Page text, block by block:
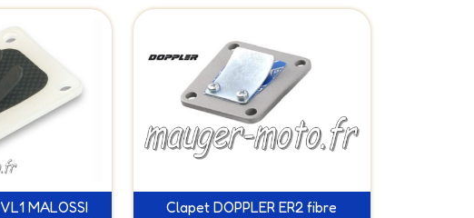
MALOSSI
Clapet DOPPLER ER2 fibre